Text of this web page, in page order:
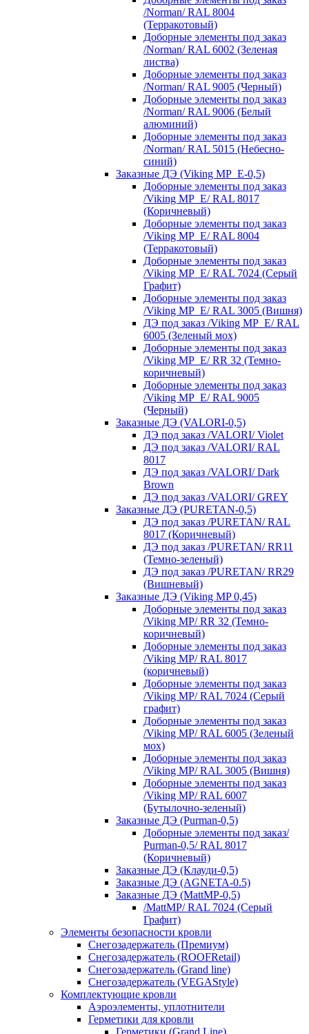
/Norman/ RAL 8004
(Терракотовый)
Доборные элементы под заказ
/Norman/ RAL 6002 (Зеленая
листва)
Доборные элементы под заказ
/Norman/ RAL 9005 (Черный)
Доборные элементы под заказ
/Norman/ RAL 9006 (Белый
алюминий)
Доборные элементы под заказ
/Norman/ RAL 5015 (Небесно-
синий)
Заказные ДЭ (Viking MP_E-0,5)
Доборные элементы под заказ
/Viking MP_E/ RAL 8017
(Коричневый)
Доборные элементы под заказ
/Viking MP_E/ RAL 8004
(Терракотовый)
Доборные элементы под заказ
/Viking MP_E/ RAL 7024 (Серый
Графит)
Доборные элементы под заказ
/Viking MP_E/ RAL 3005 (Вишня)
ДЭ под заказ /Viking MP_E/ RAL
6005 (Зеленый мох)
Доборные элементы под заказ
/Viking MP_E/ RR 32 (Темно-
коричневый)
Доборные элементы под заказ
/Viking MP_E/ RAL 9005
(Черный)
Заказные ДЭ (VALORI-0,5)
ДЭ под заказ /VALORI/ Violet
ДЭ под заказ /VALORI/ RAL
8017
ДЭ под заказ /VALORI/ Dark
Brown
ДЭ под заказ /VALORI/ GREY
Заказные ДЭ (PURETAN-0,5)
ДЭ под заказ /PURETAN/ RAL
8017 (Коричневый)
ДЭ под заказ /PURETAN/ RR11
(Темно-зеленый)
ДЭ под заказ /PURETAN/ RR29
(Вишневый)
Заказные ДЭ (Viking MP 0,45)
Доборные элементы под заказ
/Viking MP/ RR 32 (Темно-
коричневый)
Доборные элементы под заказ
/Viking MP/ RAL 8017
(коричневый)
Доборные элементы под заказ
/Viking MP/ RAL 7024 (Серый
графит)
Доборные элементы под заказ
/Viking MP/ RAL 6005 (Зеленый
мох)
Доборные элементы под заказ
/Viking MP/ RAL 3005 (Вишня)
Доборные элементы под заказ
/Viking MP/ RAL 6007
(Бутылочно-зеленый)
Заказные ДЭ (Purman-0,5)
Доборные элементы под заказ/
Purman-0,5/ RAL 8017
(Коричневый)
Заказные ДЭ (Клауди-0,5)
Заказные ДЭ (AGNETA-0.5)
Заказные ДЭ (MattMP-0,5)
/MattMP/ RAL 7024 (Серый
Графит)
Элементы безопасности кровли
Снегозадержатель (Премиум)
Снегозадержатель (ROOFRetail)
Снегозадержатель (Grand line)
Снегозадержатель (VEGAStyle)
Комплектующие кровли
Аэроэлементы, уплотнители
Герметики для кровли
Герметики (Grand Line)